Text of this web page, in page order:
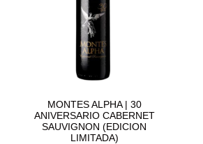
MONTES ALPHA | 30
ANIVERSARIO CABERNET
SAUVIGNON (EDICION
LIMITADA)